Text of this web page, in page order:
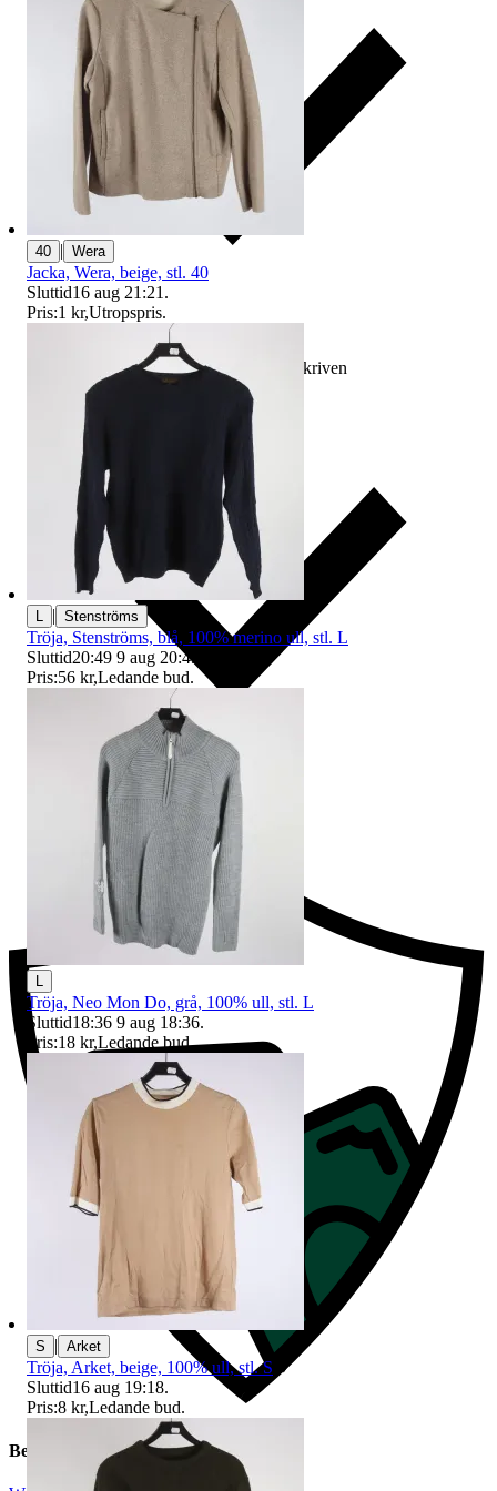
Ersättning om varan inte är som beskriven
Ersättning om du inte får din vara
Beskrivning
40 | Wera
Jacka, Wera, beige, stl. 40
Sluttid16 aug 21:21 .
Pris:1 kr,Utropspris.
| Stenströms
Tröja, Stenströms, blå, 100% merino ull, stl. L
Sluttid20:49 9 aug 20:49
Pris:56 kr,Ledande bud.
Tröja, Neo Mon Do, grå, 100% ull, stl. L
Sluttid18:36 9 aug 18:36.
Pris:18 kr,Ledande bud.
S | Arket
Tröja, Arket, beige, 100% ull, stl. S
Sluttid16 aug 19:18.
Pris:8 kr,Ledande bud.